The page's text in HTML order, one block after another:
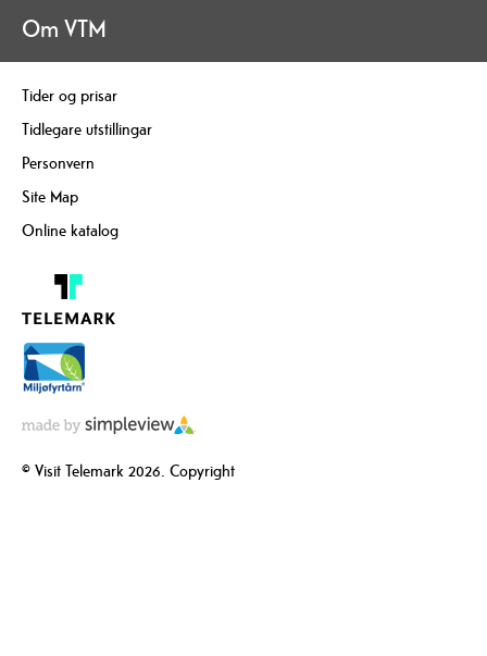
Om VTM
Tider og prisar
Tidlegare utstillingar
Personvern
Site Map
Online katalog
© Visit Telemark 2026. Copyright